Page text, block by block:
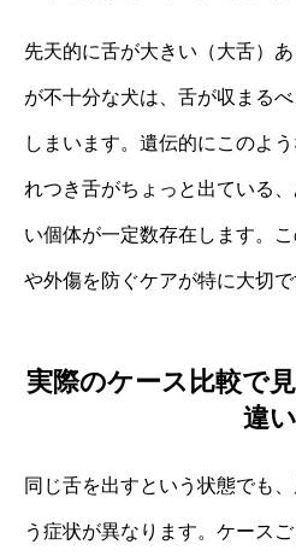
先天的に舌が大きい（大舌）
が不十分な犬は、舌が収まる
しまいます。遺伝的にこのよ
れつき舌がちょっと出ている
い個体が一定数存在します。
や外傷を防ぐケアが特に大切で
実際のケース比較で
違い
同じ舌を出すという状態でも
う症状が異なります。ケース